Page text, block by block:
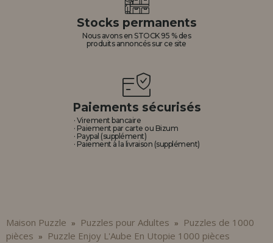
Stocks permanents
Nous avons en STOCK 95 % des
produits annoncés sur ce site
Paiements sécurisés
· Virement bancaire
· Paiement par carte ou Bizum
· Paypal (supplément)
· Paiement à la livraison (supplément)
Maison Puzzle » Puzzles pour Adultes »
Puzzles de 1000
pièces » Puzzle Enjoy L'Aube En Utopie 1000 pièces